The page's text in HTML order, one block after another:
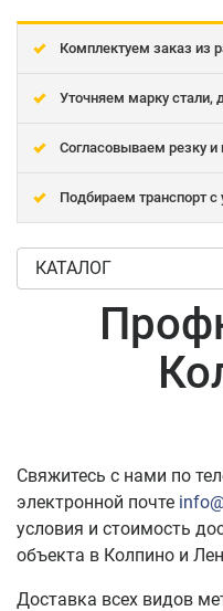
Комплектуем заказ из
Уточняем марку стали,
Согласовываем резку и
Подбираем транспорт с
КАТАЛОГ
Свяжитесь с нами по
электронной почте
условия и стоимость
объекта в Колпино и
Доставка всех видов